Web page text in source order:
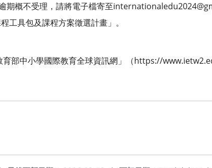
期概不受理，請將電子檔寄至
工具包及課程方案徵選計畫」。
育部中小學國際教育全球資訊網」（https://